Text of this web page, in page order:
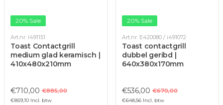
20% Sale
Art.nr. I491151
Toast Contactgrill
medium glad keramisch |
410x480x210mm
€710,00 €885,00
€859,10 Incl. btw
20% Sale
Art.nr. E420080 / i491072
Toast contactgrill
dubbel geribd |
640x380x170mm
€536,00 €670,00
€648,56 Incl. btw